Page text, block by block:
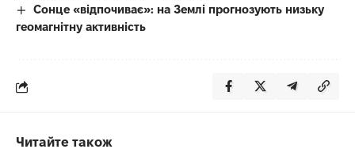
Сонце «відпочиває»: на Землі прогнозують низьку
геомагнітну активність
Читайте також